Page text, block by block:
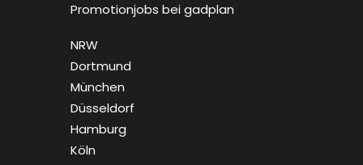
Promotionjobs bei gadplan
NRW
Dortmund
München
Düsseldorf
Hamburg
Köln